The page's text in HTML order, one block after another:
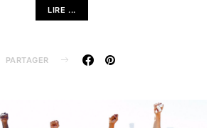
LIRE ...
PARTAGER